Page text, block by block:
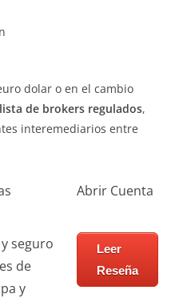
dolar o en el cambio
lista de brokers regulados,
interemediarios entre
Abrir Cuenta
seguro
de
y
Leer
Reseña